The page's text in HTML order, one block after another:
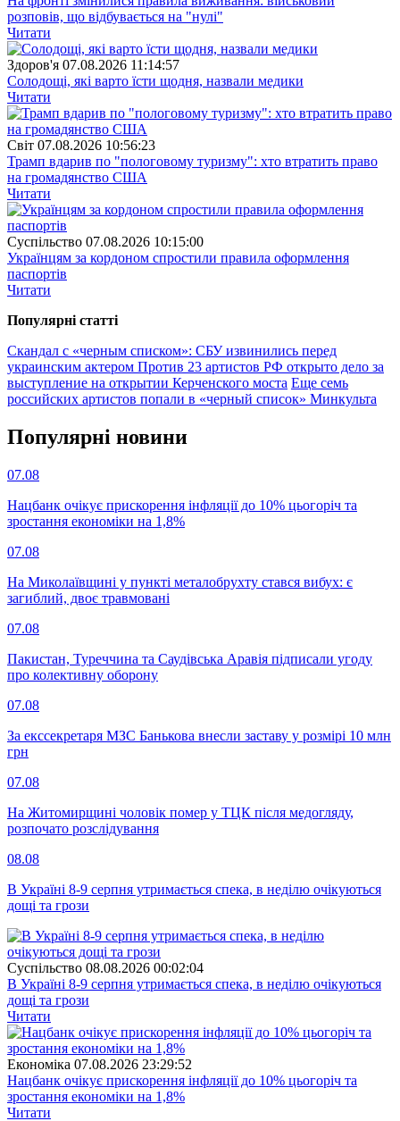
розповів, що відбувається на "нулі"
Читати
Здоров'я 07.08.2026 11:14:57
Солодощі, які варто їсти щодня, назвали медики
Читати
Свiт 07.08.2026 10:56:23
Трамп вдарив по "пологовому туризму": хто втратить право
на громадянство США
Читати
Суспiльство 07.08.2026 10:15:00
Українцям за кордоном спростили правила оформлення
паспортів
Читати
Популярнi статтi
Скандал с «черным списком»: СБУ извинились перед
украинским актером Против 23 артистов РФ открыто дело за
выступление на открытии Керченского моста Еще семь
российских артистов попали в «черный список» Минкульта
Популярнi новини
07.08
Нацбанк очікує прискорення інфляції до 10% цьогоріч та
зростання економіки на 1,8%
07.08
На Миколаївщині у пункті металобрухту стався вибух: є
загиблий, двоє травмовані
07.08
Пакистан, Туреччина та Саудівська Аравія підписали угоду
про колективну оборону
07.08
За екссекретаря МЗС Банькова внесли заставу у розмірі 10 млн
грн
07.08
На Житомирщині чоловік помер у ТЦК після медогляду,
розпочато розслідування
08.08
В Україні 8-9 серпня утримається спека, в неділю очікуються
дощі та грози
Суспiльство 08.08.2026 00:02:04
В Україні 8-9 серпня утримається спека, в неділю очікуються
дощі та грози
Читати
Економіка 07.08.2026 23:29:52
Нацбанк очікує прискорення інфляції до 10% цьогоріч та
зростання економіки на 1,8%
Читати